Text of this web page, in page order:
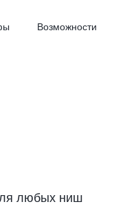
Возможности
любых ниш